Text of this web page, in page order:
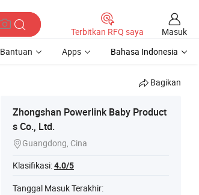
Terbitkan RFQ saya
Masuk
Bantuan Apps Bahasa Indonesia
Bagikan
Zhongshan Powerlink Baby Product
s Co., Ltd.
Guangdong, Cina
Klasifikasi:4.0/5
Tanggal Masuk Terakhir: